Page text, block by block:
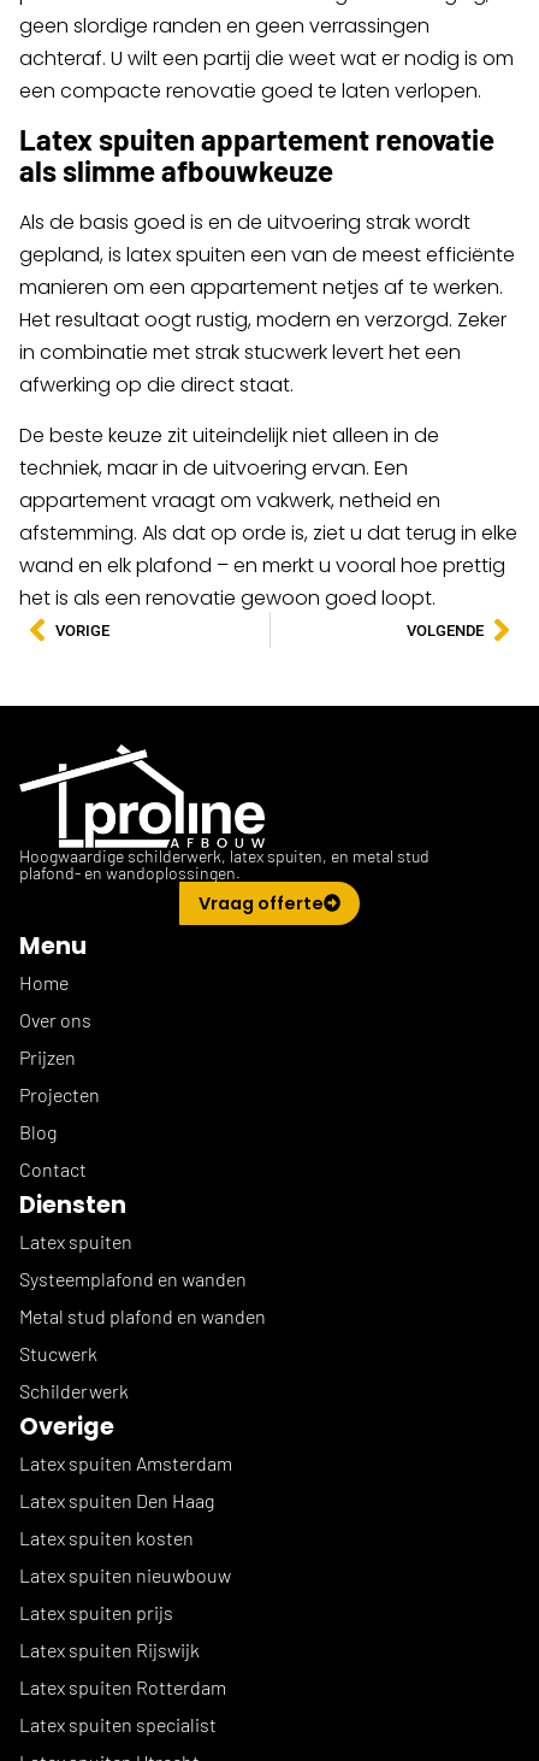
geen slordige randen en geen verrassingen
achteraf. U wilt een partij die weet wat er nodig is om
een compacte renovatie goed te laten verlopen.
Latex spuiten appartement renovatie
als slimme afbouwkeuze
Als de basis goed is en de uitvoering strak wordt
gepland, is latex spuiten een van de meest efficiënte
manieren om een appartement netjes af te werken.
Het resultaat oogt rustig, modern en verzorgd. Zeker
in combinatie met strak stucwerk levert het een
afwerking op die direct staat.
De beste keuze zit uiteindelijk niet alleen in de
techniek, maar in de uitvoering ervan. Een
appartement vraagt om vakwerk, netheid en
afstemming. Als dat op orde is, ziet u dat terug in elke
wand en elk plafond – en merkt u vooral hoe prettig
het is als een renovatie gewoon goed loopt.
VORIGE VOLGENDE
Hoogwaardige schilderwerk, latex spuiten, en metal stud
plafond- en wandoplossingen.
Vraag offerte
Menu
Home
Over ons
Prijzen
Projecten
Blog
Contact
Diensten
Latex spuiten
Systeemplafond en wanden
Metal stud plafond en wanden
Stucwerk
Schilderwerk
Overige
Latex spuiten Amsterdam
Latex spuiten Den Haag
Latex spuiten kosten
Latex spuiten nieuwbouw
Latex spuiten prijs
Latex spuiten Rijswijk
Latex spuiten Rotterdam
Latex spuiten specialist